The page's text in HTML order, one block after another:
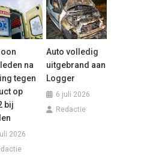
na
tegen
op
bij
2026
Auto volledig
uitgebrand aan
Logger
6 juli 2026
Redactie